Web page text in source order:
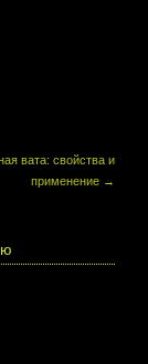
вата: свойства и
применение →